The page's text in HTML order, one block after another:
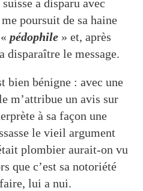
a disparu avec
poursuit de sa haine
pédophile » et, après
disparaître le message.
bien bénigne : avec une
m’attribue un avis sur
à sa façon une
le vieil argument
plombier aurait-on vu
que c’est sa notoriété
lui a nui.